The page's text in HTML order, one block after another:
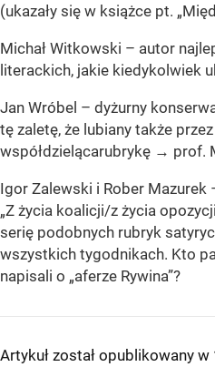
(ukazały się w książce pt.
Michał Witkowski – autor
literackich, jakie kiedykolwiek
Jan Wróbel – dyżurny
tę zaletę, że lubiany także
współdzielącarubrykę → prof.
Igor Zalewski i Rober Mazurek
„Z życia koalicji/z życia
serię podobnych rubryk
wszystkich tygodnikach. Kto
napisali o „aferze Rywina”?
Artykuł został opublikowany w